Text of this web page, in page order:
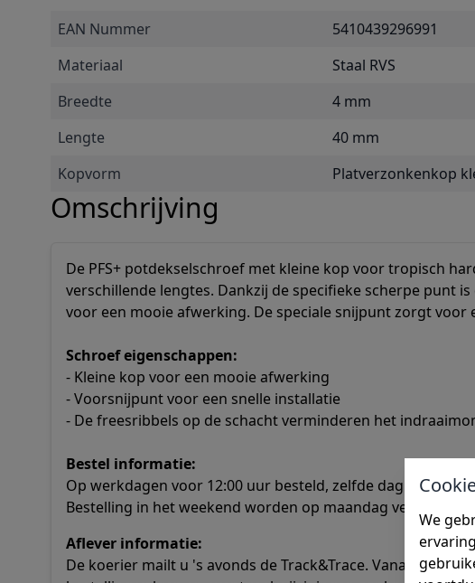
EAN Nummer
5410439296991
Materiaal
Staal RVS
Breedte
4 mm
Lengte
40 mm
Kopvorm
Platverzonkenkop
Omschrijving
De PFS+ potdekselschroef met kleine kop voor tropisch
verschillende lengtes. Dankzij de specifieke scherpe punt
voor een mooie afwerking. De speciale snijpunt zorgt
Schroef eigenschappen:
- Kleine kop voor een mooie afwerking
- Voorsnijpunt voor een snelle installatie
- De freesribbels op de schacht verminderen het
Bestel informatie:
Op werkdagen voor 12:00 uur besteld, zelfde dag verstuurd
Bestelling in het weekend worden op maandag verstuurd
Aflever informatie:
De koerier mailt u 's avonds de Track&Trace. Vanaf dat
We